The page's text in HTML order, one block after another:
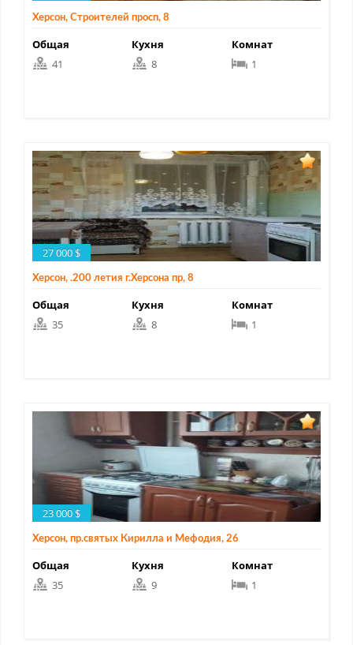
Херсон, Строителей просп, 8
Общая
41
Кухня
8
Комнат
1
27 000 $
Херсон, .200 летия г.Херсона пр, 8
Общая
35
Кухня
8
Комнат
1
23 000 $
Херсон, пр.святых Кирилла и Мефодия, 26
Общая
35
Кухня
9
Комнат
1